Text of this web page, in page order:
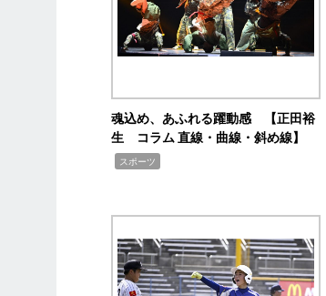
魂込め、あふれる躍動感 【正田裕
生 コラム 直線・曲線・斜め線】
スポーツ